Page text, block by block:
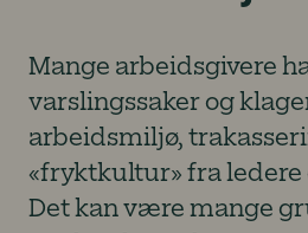
Mange arbeidsgivere
varslingssaker og
arbeidsmiljø,
«fryktkultur» fra ledere
Det kan være mange